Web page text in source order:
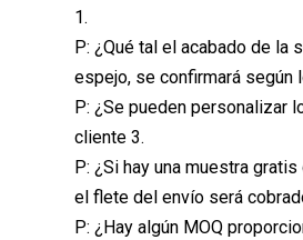
1.
P: ¿Qué tal el acabado de la
espejo, se confirmará
P: ¿Se pueden personalizar
cliente 3.
P: ¿Si hay una muestra
el flete del envío será
P: ¿Hay algún MOQ